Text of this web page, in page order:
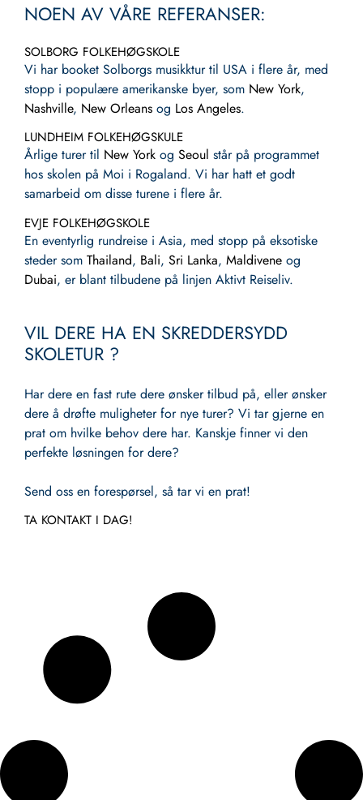
NOEN AV VÅRE REFERANSER:
SOLBORG FOLKEHØGSKOLE
Vi har booket Solborgs musikktur til USA i flere år, med
stopp i populære amerikanske byer, som New York,
Nashville, New Orleans og Los Angeles.
LUNDHEIM FOLKEHØGSKULE
Årlige turer til New York og Seoul står på programmet
hos skolen på Moi i Rogaland. Vi har hatt et godt
samarbeid om disse turene i flere år.
EVJE FOLKEHØGSKOLE
En eventyrlig rundreise i Asia, med stopp på eksotiske
steder som Thailand, Bali, Sri Lanka, Maldivene og
Dubai, er blant tilbudene på linjen Aktivt Reiseliv.
VIL DERE HA EN SKREDDERSYDD
SKOLETUR ?
Har dere en fast rute dere ønsker tilbud på, eller ønsker
dere å drøfte muligheter for nye turer? Vi tar gjerne en
prat om hvilke behov dere har. Kanskje finner vi den
perfekte løsningen for dere?
Send oss en forespørsel, så tar vi en prat!
TA KONTAKT I DAG!